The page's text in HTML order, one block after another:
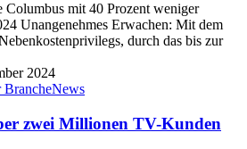
Columbus mit 40 Prozent weniger
Unangenehmes Erwachen: Mit dem
durch das bis zur
2024
BrancheNews
zwei Millionen TV-Kunden